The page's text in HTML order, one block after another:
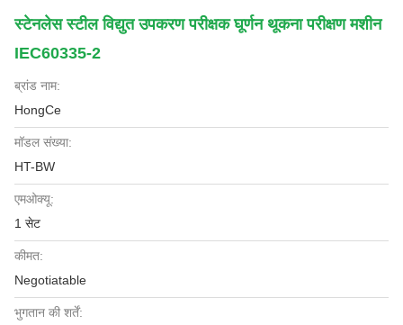
स्टेनलेस स्टील विद्युत उपकरण परीक्षक घूर्णन थूकना परीक्षण मशीन
IEC60335-2
ब्रांड नाम:
HongCe
मॉडल संख्या:
HT-BW
एमओक्यू:
1 सेट
कीमत:
Negotiatable
भुगतान की शर्तें: